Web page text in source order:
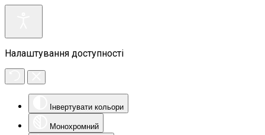
Налаштування доступності
Інвертувати кольори
Монохромний